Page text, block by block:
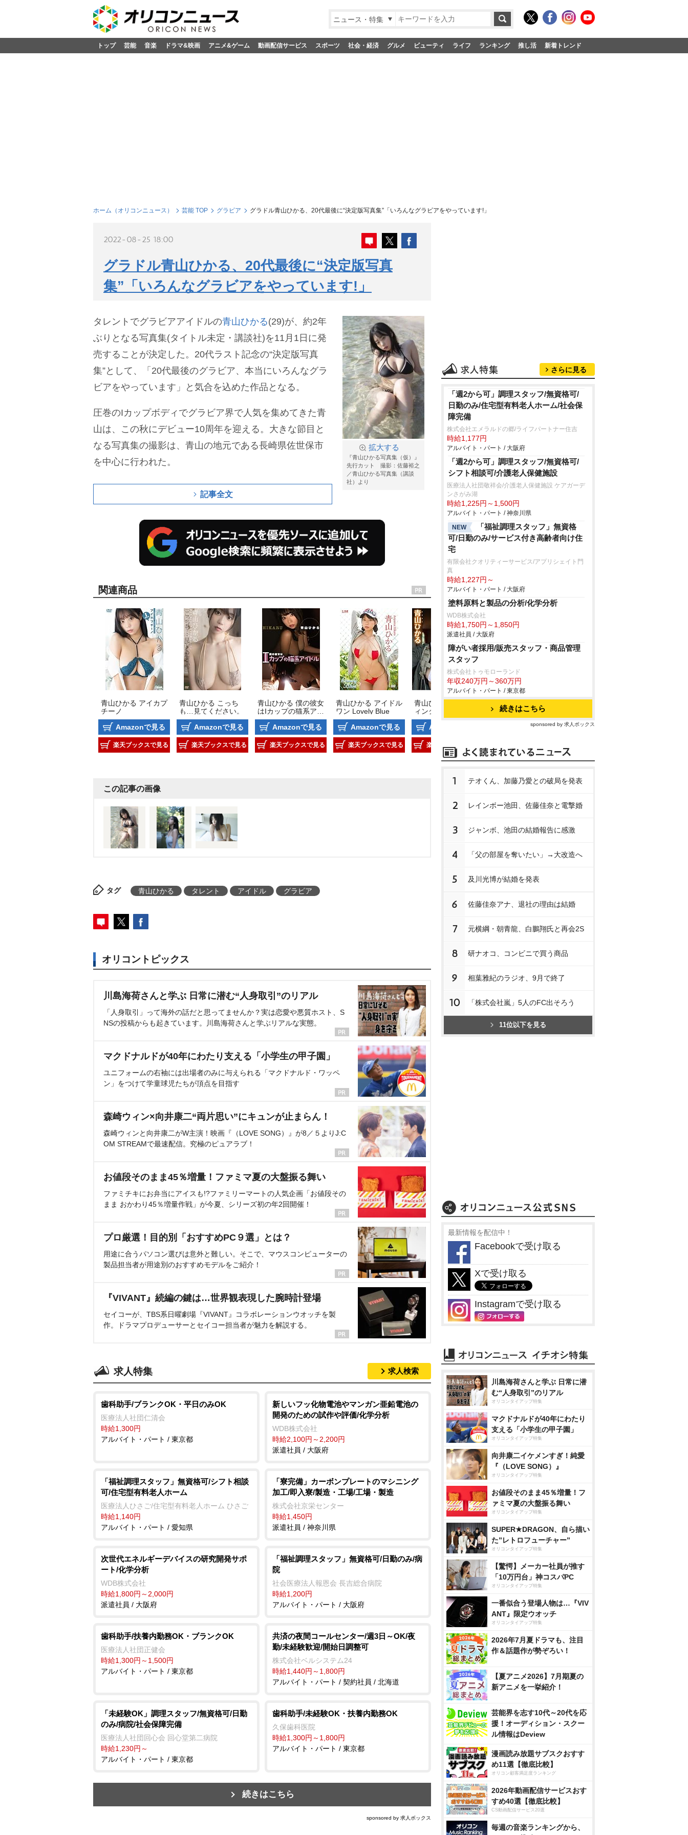
ニュース・特集
トップ 芸能 音楽 ドラマ&映画 アニメ&ゲーム 動画配信サービス スポーツ 社会・経済 グルメ ビューティ ライフ ランキング 推し活 新着トレンド
ホーム（オリコンニュース） 芸能 TOP グラビア グラドル青山ひかる、20代最後に“決定版写真集”「いろんなグラビアをやっています!」
2022-08-25 18:00
グラドル青山ひかる、20代最後に“決定版写真
集”「いろんなグラビアをやっています!」
拡大する
『青山ひかる写真集（仮）』
先行カット 撮影：佐藤裕之
／青山ひかる写真集（講談
社）より
タレントでグラビアアイドルの青山ひかる(29)が、約2年
ぶりとなる写真集(タイトル未定・講談社)を11月1日に発
売することが決定した。20代ラスト記念の“決定版写真
集”として、「20代最後のグラビア、本当にいろんなグラ
ビアをやっています」と気合を込めた作品となる。
圧巻のIカップボディでグラビア界で人気を集めてきた青
山は、この秋にデビュー10周年を迎える。大きな節目と
なる写真集の撮影は、青山の地元である長崎県佐世保市
を中心に行われた。
記事全文
関連商品
青山ひかる アイカプ
チーノ
Amazonで見る
楽天ブックスで見る
青山ひかる こっち
も…見てください。
Amazonで見る
楽天ブックスで見る
青山ひかる 僕の彼女
はIカップの猫系アイ
ドル
Amazonで見る
楽天ブックスで見る
青山ひかる アイドル
ワン Lovely Blue
Amazonで見る
楽天ブックスで見る
青山ひかる シューテ
ィング*ラブ
Amazonで見る
楽天ブックスで見る
青山ひかる シューテ
ィング*ラブ
Amazonで見る
Amazonで見る
この記事の画像
タグ 青山ひかる タレント アイドル グラビア
オリコントピックス
川島海荷さんと学ぶ 日常に潜む“人身取引”のリアル
「人身取引」って海外の話だと思ってませんか？実は恋愛や悪質ホスト、S
NSの投稿からも起きています。川島海荷さんと学ぶリアルな実態。
マクドナルドが40年にわたり支える「小学生の甲子園」
ユニフォームの右袖には出場者のみに与えられる「マクドナルド・ワッペ
ン」をつけて学童球児たちが頂点を目指す
森崎ウィン×向井康二“両片思い”にキュンが止まらん！
森崎ウィンと向井康二がW主演！映画『（LOVE SONG）』が8／５よりJ:C
OM STREAMで最速配信。究極のピュアラブ！
お値段そのまま45％増量！ファミマ夏の大盤振る舞い
ファミチキにお弁当にアイスも!?ファミリーマートの人気企画「お値段その
まま おかわり45％増量作戦」が今夏、シリーズ初の年2回開催！
プロ厳選！目的別「おすすめPC９選」とは？
用途に合うパソコン選びは意外と難しい。そこで、マウスコンピューターの
製品担当者が用途別のおすすめモデルをご紹介！
『VIVANT』続編の鍵は…世界観表現した腕時計登場
セイコーが、TBS系日曜劇場『VIVANT』コラボレーションウオッチを製
作。ドラマプロデューサーとセイコー担当者が魅力を解説する。
求人特集 求人検索
歯科助手/ブランクOK・平日のみOK
医療法人社団仁清会
時給1,300円
アルバイト・パート / 東京都
新しいフッ化物電池やマンガン亜鉛電池の
開発のための試作や評価/化学分析
WDB株式会社
時給2,100円～2,200円
派遣社員 / 大阪府
「福祉調理スタッフ」無資格可/シフト相談
可/住宅型有料老人ホーム
医療法人ひさご/住宅型有料老人ホーム ひさご
時給1,140円
アルバイト・パート / 愛知県
「寮完備」カーボンプレートのマシニング
加工/即入寮/製造・工場/工場・製造
株式会社京栄センター
時給1,450円
派遣社員 / 神奈川県
次世代エネルギーデバイスの研究開発サポ
ート/化学分析
WDB株式会社
時給1,800円～2,000円
派遣社員 / 大阪府
「福祉調理スタッフ」無資格可/日勤のみ/病
院
社会医療法人報恩会 長吉総合病院
時給1,200円
アルバイト・パート / 大阪府
歯科助手/扶養内勤務OK・ブランクOK
医療法人社団正健会
時給1,300円～1,500円
アルバイト・パート / 東京都
共済の夜間コールセンター/週3日～OK/夜
勤/未経験歓迎/開始日調整可
株式会社ベルシステム24
時給1,440円～1,800円
アルバイト・パート / 契約社員 / 北海道
「未経験OK」調理スタッフ/無資格可/日勤
のみ/病院/社会保障完備
医療法人社団回心会 回心堂第二病院
時給1,230円～
アルバイト・パート / 東京都
歯科助手/未経験OK・扶養内勤務OK
久保歯科医院
時給1,300円～1,800円
アルバイト・パート / 東京都
続きはこちら
sponsored by 求人ボックス
さらに見る
「週2から可」調理スタッフ/無資格可/
日勤のみ/住宅型有料老人ホーム/社会保
障完備
株式会社エメラルドの郷/ライフパートナー住吉
時給1,177円
アルバイト・パート / 大阪府
「週2から可」調理スタッフ/無資格可/
シフト相談可/介護老人保健施設
医療法人社団敬祥会/介護老人保健施設 ケアガーデ
ンさがみ湖
時給1,225円～1,500円
アルバイト・パート / 神奈川県
NEW
「福祉調理スタッフ」無資格
可/日勤のみ/サービス付き高齢者向け住
宅
有限会社クオリティーサービス/アプリシェイト門
真
時給1,227円～
アルバイト・パート / 大阪府
塗料原料と製品の分析/化学分析
WDB株式会社
時給1,750円～1,850円
派遣社員 / 大阪府
障がい者採用/販売スタッフ・商品管理
スタッフ
株式会社トゥモローランド
年収240万円～360万円
アルバイト・パート / 東京都
続きはこちら
sponsored by 求人ボックス
1 テオくん、加藤乃愛との破局を発表
2 レインボー池田、佐藤佳奈と電撃婚
3 ジャンボ、池田の結婚報告に感激
4 「父の部屋を奪いたい」→大改造へ
5 及川光博が結婚を発表
6 佐藤佳奈アナ、退社の理由は結婚
7 元横綱・朝青龍、白鵬翔氏と再会2S
8 研ナオコ、コンビニで買う商品
9 相葉雅紀のラジオ、9月で終了
10 「株式会社嵐」5人のFC出そろう
11位以下を見る
最新情報を配信中！
Facebookで受け取る
Xで受け取る
Instagramで受け取る
川島海荷さんと学ぶ 日常に潜
む“人身取引”のリアル
オリコンタイアップ特集
マクドナルドが40年にわたり
支える「小学生の甲子園」
オリコンタイアップ特集
向井康二イケメンすぎ！純愛
『（LOVE SONG）』
オリコンタイアップ特集
お値段そのまま45％増量！フ
ァミマ夏の大盤振る舞い
オリコンタイアップ特集
SUPER★DRAGON、自ら描い
た”レトロフューチャー”
オリコンタイアップ特集
【驚愕】メーカー社員が推す
「10万円台」神コスパPC
オリコンタイアップ特集
一番似合う登場人物は…『VIV
ANT』限定ウオッチ
オリコンタイアップ特集
2026年7月夏ドラマも、注目
作＆話題作が勢ぞろい！
【夏アニメ2026】7月期夏の
新アニメを一挙紹介！
芸能界を志す10代～20代を応
援！オーディション・スクー
ル情報はDeview
漫画読み放題サブスクおすす
め11選【徹底比較】
オリコン顧客満足度ランキング
2026年動画配信サービスおす
すめ40選【徹底比較】
CS動画配信サービス20選
毎週の音楽ランキングから、